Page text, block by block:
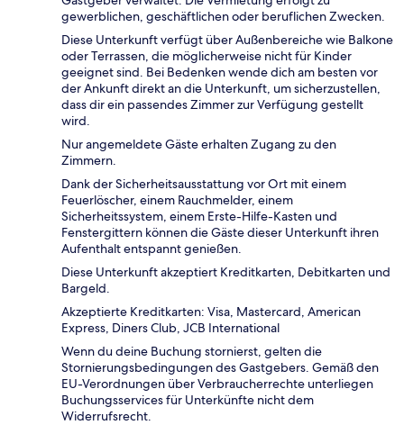
gewerblichen, geschäftlichen oder beruflichen Zwecken.
Diese Unterkunft verfügt über Außenbereiche wie Balkone
oder Terrassen, die möglicherweise nicht für Kinder
geeignet sind. Bei Bedenken wende dich am besten vor
der Ankunft direkt an die Unterkunft, um sicherzustellen,
dass dir ein passendes Zimmer zur Verfügung gestellt
wird.
Nur angemeldete Gäste erhalten Zugang zu den
Zimmern.
Dank der Sicherheitsausstattung vor Ort mit einem
Feuerlöscher, einem Rauchmelder, einem
Sicherheitssystem, einem Erste-Hilfe-Kasten und
Fenstergittern können die Gäste dieser Unterkunft ihren
Aufenthalt entspannt genießen.
Diese Unterkunft akzeptiert Kreditkarten, Debitkarten und
Bargeld.
Akzeptierte Kreditkarten: Visa, Mastercard, American
Express, Diners Club, JCB International
Wenn du deine Buchung stornierst, gelten die
Stornierungsbedingungen des Gastgebers. Gemäß den
EU-Verordnungen über Verbraucherrechte unterliegen
Buchungsservices für Unterkünfte nicht dem
Widerrufsrecht.